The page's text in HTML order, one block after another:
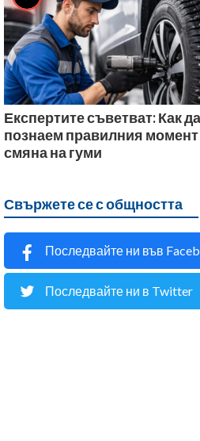
Експертите съветват: Как да
познаем правилния момент
смяна на гуми
Свържете се с общността
Последвайте ни във
Последвайте ни в Twitter